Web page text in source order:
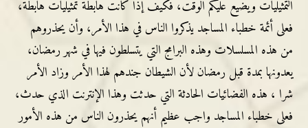
التمثيليات ويضيع عليكم الوقت، فكيف إذا كانت هابطة تمثيليات هابطة،
فعلى أئمة خطباء المساجد يذكروا الناس في هذا الأمر، وأن يحذروهم
من هذه المسلسلات وهذه البرامج التي يتسلطون فيها في شهر رمضان،
يعدونها بمدة قبل رمضان لأن الشيطان جندهم لهذا الأمر وزاد الأمر
شرا ، هذه الفضائيات الحادثة التي حدثت وهذا الإنترنت الذي حدث،
فعلى خطباء المساجد واجب عظيم أنهم يحذرون الناس من هذه الأمور